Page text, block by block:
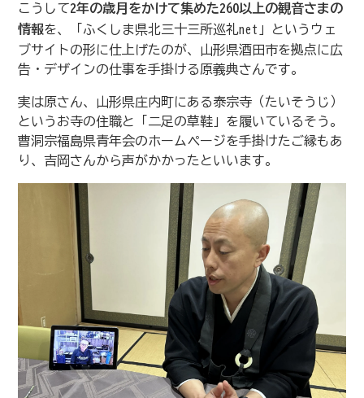
こうして2年の歳月をかけて集めた260以上の観音さまの
情報を、「ふくしま県北三十三所巡礼net」というウェ
ブサイトの形に仕上げたのが、山形県酒田市を拠点に広
告・デザインの仕事を手掛ける原義典さんです。
実は原さん、山形県庄内町にある泰宗寺（たいそうじ）
というお寺の住職と「二足の草鞋」を履いているそう。
曹洞宗福島県青年会のホームページを手掛けたご縁もあ
り、吉岡さんから声がかかったといいます。